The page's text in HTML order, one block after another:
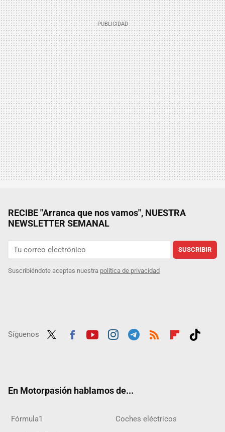
RECIBE "Arranca que nos vamos", NUESTRA
NEWSLETTER SEMANAL
SUSCRIBIR
Suscribiéndote aceptas nuestra política de privacidad
Síguenos
En Motorpasión hablamos de...
Fórmula1 Coches eléctricos